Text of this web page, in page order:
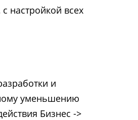
настройкой всех
и
уменьшению
Бизнес ->